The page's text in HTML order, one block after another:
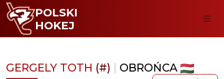
POLSKI
HOKEJ
GERGELY TOTH (#) | OBROŃCA